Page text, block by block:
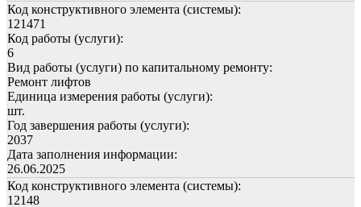
Код конструктивного элемента (системы):
121471
Код работы (услуги):
6
Вид работы (услуги) по капитальному ремонту:
Ремонт лифтов
Единица измерения работы (услуги):
шт.
Год завершения работы (услуги):
2037
Дата заполнения информации:
26.06.2025
Код конструктивного элемента (системы):
12148